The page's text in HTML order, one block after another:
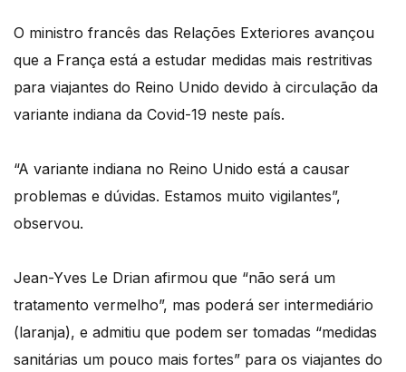
O ministro francês das Relações Exteriores avançou
que a França está a estudar medidas mais restritivas
para viajantes do Reino Unido devido à circulação da
variante indiana da Covid-19 neste país.
“A variante indiana no Reino Unido está a causar
problemas e dúvidas. Estamos muito vigilantes”,
observou.
Jean-Yves Le Drian afirmou que “não será um
tratamento vermelho”, mas poderá ser intermediário
(laranja), e admitiu que podem ser tomadas “medidas
sanitárias um pouco mais fortes” para os viajantes do